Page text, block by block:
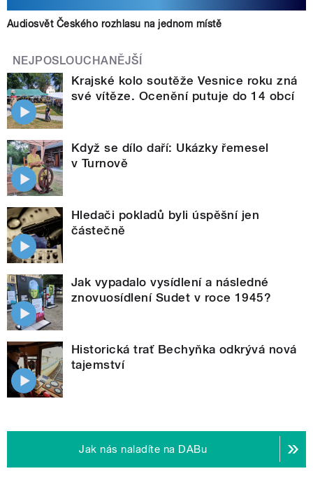
Audiosvět Českého rozhlasu na jednom místě
NEJPOSLOUCHANĚJŠÍ
Krajské kolo soutěže Vesnice roku zná
své vítěze. Ocenění putuje do 14 obcí
Když se dílo daří: Ukázky řemesel
v Turnově
Hledači pokladů byli úspěšní jen
částečně
Jak vypadalo vysídlení a následné
znovuosídlení Sudet v roce 1945?
Historická trať Bechyňka odkrývá nová
tajemství
Jak nás naladíte na DABu